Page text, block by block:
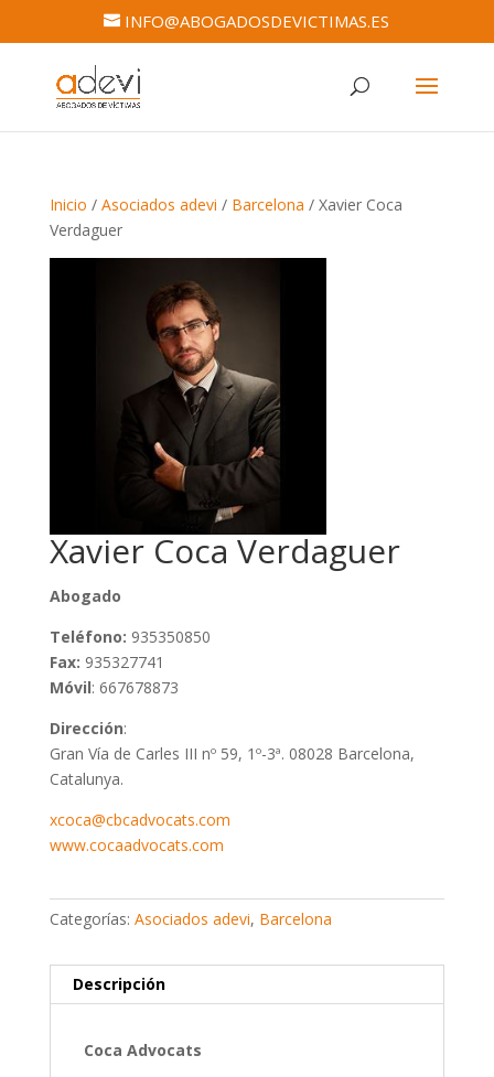
INFO@ABOGADOSDEVICTIMAS.ES
Inicio / Asociados adevi / Barcelona / Xavier Coca
Verdaguer
Xavier Coca Verdaguer
Abogado
Teléfono: 935350850
Fax: 935327741
Móvil: 667678873
Dirección:
Gran Vía de Carles III nº 59, 1º-3ª. 08028 Barcelona,
Catalunya.
xcoca@cbcadvocats.com
www.cocaadvocats.com
Categorías: Asociados adevi, Barcelona
Descripción
Coca Advocats